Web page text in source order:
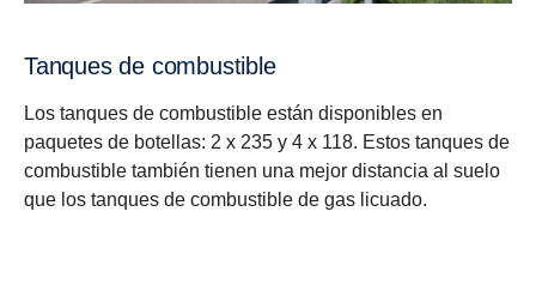
Tanques de combustible
Los tanques de combustible están disponibles en
paquetes de botellas: 2 x 235 y 4 x 118. Estos tanques de
combustible también tienen una mejor distancia al suelo
que los tanques de combustible de gas licuado.